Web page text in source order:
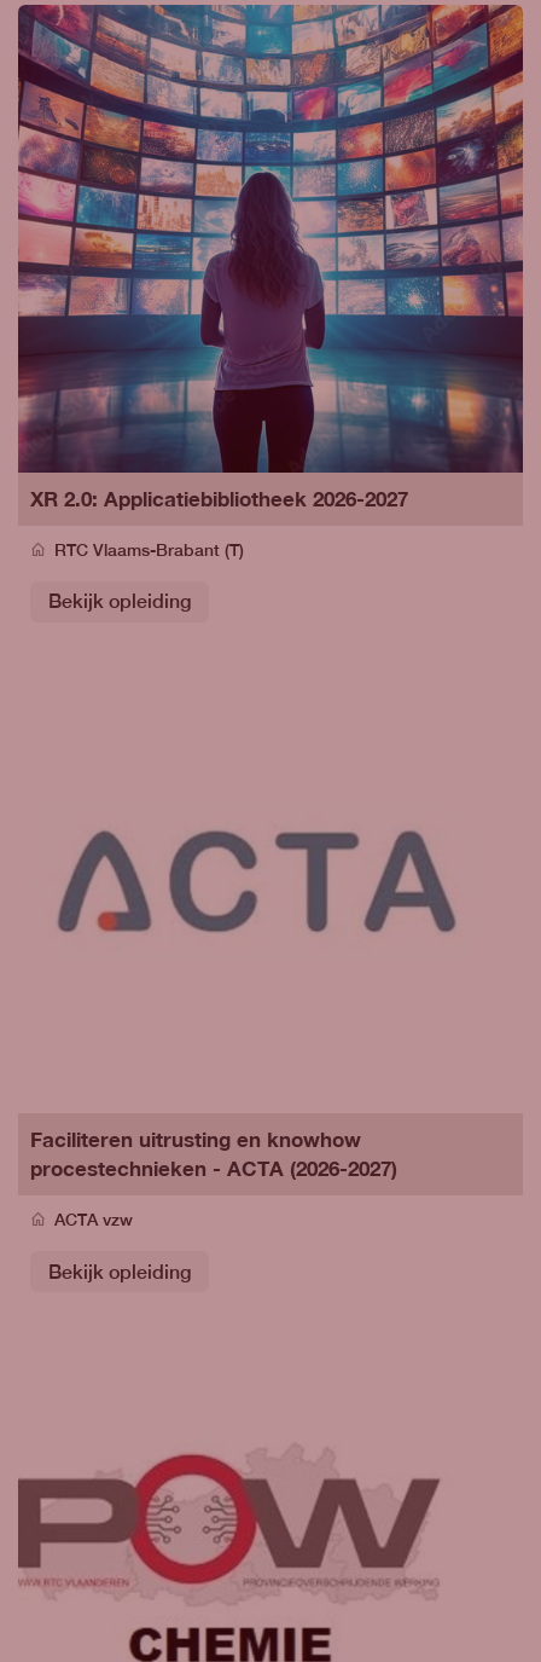
XR 2.0: Applicatiebibliotheek 2026-2027
RTC Vlaams-Brabant (T)
Bekijk opleiding
Faciliteren uitrusting en knowhow
procestechnieken - ACTA (2026-2027)
ACTA vzw
Bekijk opleiding